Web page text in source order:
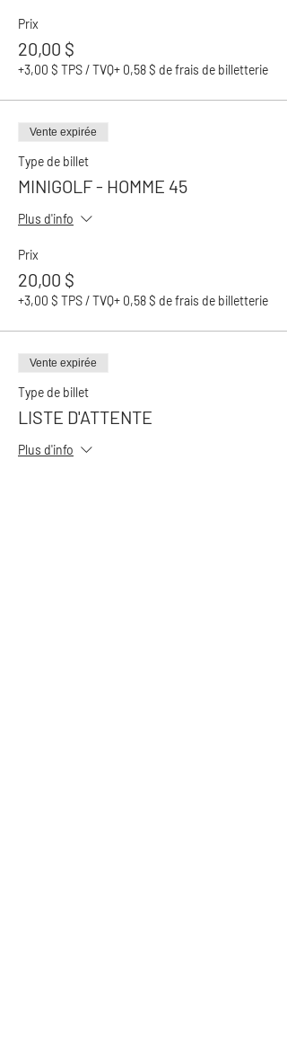
Prix
20,00 $
+3,00 $ TPS / TVQ+ 0,58 $ de frais de billetterie
Vente expirée
Type de billet
MINIGOLF - HOMME 45
Plus d'info
Prix
20,00 $
+3,00 $ TPS / TVQ+ 0,58 $ de frais de billetterie
Vente expirée
Type de billet
LISTE D'ATTENTE
Plus d'info